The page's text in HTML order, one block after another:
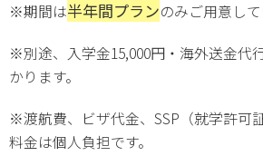
※期間は半年間プランのみご用意して
※別途、入学金15,000円・海外送金代
かります。
※渡航費、ビザ代金、SSP（就学許可
料金は個人負担です。